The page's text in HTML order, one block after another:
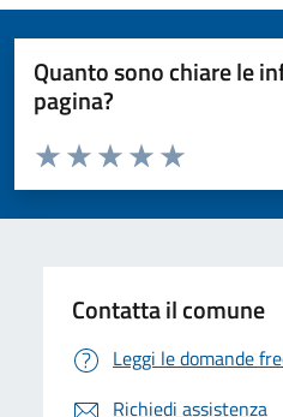
Quanto sono chiare le
pagina?
Valuta da 1 a 5 stelle la pagina
Valuta 5 stelle
Valuta 4 stelle su 5
Valuta 3 stelle su 5
Valuta 2 stelle su 5
Valuta 1 stelle su 5
Contatta il comune
Leggi le domande
Richiedi assistenza